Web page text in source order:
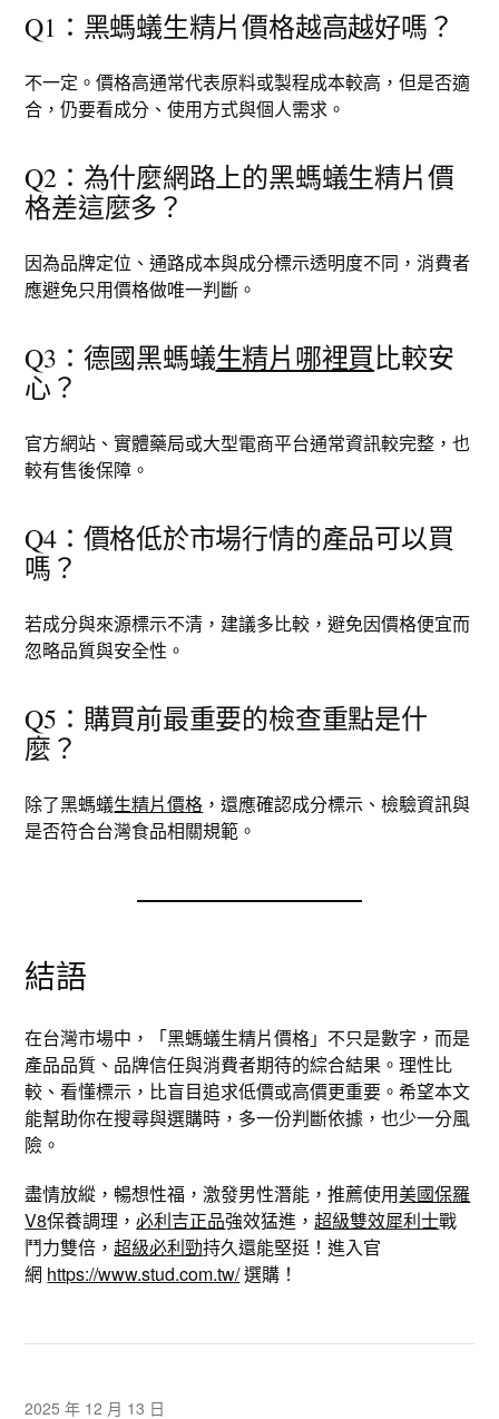
Q1：黑螞蟻生精片價格越高越好嗎？
不一定。價格高通常代表原料或製程成本較高，但是否適
合，仍要看成分、使用方式與個人需求。
Q2：為什麼網路上的黑螞蟻生精片價
格差這麼多？
因為品牌定位、通路成本與成分標示透明度不同，消費者
應避免只用價格做唯一判斷。
Q3：德國黑螞蟻生精片哪裡買比較安
心？
官方網站、實體藥局或大型電商平台通常資訊較完整，也
較有售後保障。
Q4：價格低於市場行情的產品可以買
嗎？
若成分與來源標示不清，建議多比較，避免因價格便宜而
忽略品質與安全性。
Q5：購買前最重要的檢查重點是什
麼？
除了黑螞蟻生精片價格 ，還應確認成分標示、檢驗資訊與
是否符合台灣食品相關規範。
結語
在台灣市場中，「黑螞蟻生精片價格」不只是數字，而是
產品品質、品牌信任與消費者期待的綜合結果。理性比
較、看懂標示，比盲目追求低價或高價更重要。希望本文
能幫助你在搜尋與選購時，多一份判斷依據，也少一分風
險。
盡情放縱，暢想性福，激發男性潛能，推薦使用美國保羅
V8保養調理，必利吉正品強效猛進，超級雙效犀利士戰
鬥力雙倍，超級必利勁持久還能堅挺！進入官
網 https://www.stud.com.tw/選購！
2025 年 12 月 13 日